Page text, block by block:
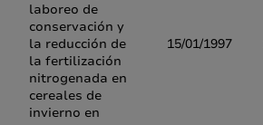
laboreo de
conservación y
la reducción de
la fertilización
nitrogenada en
cereales de
invierno en
15/01/1997